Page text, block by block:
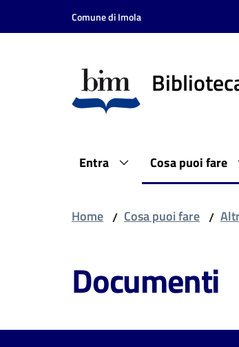
Vai al contenuto
Vai alla navigazione
Comune di Imola
Entra Cosa puoi fare
Home / Cosa puoi fare /
Documenti